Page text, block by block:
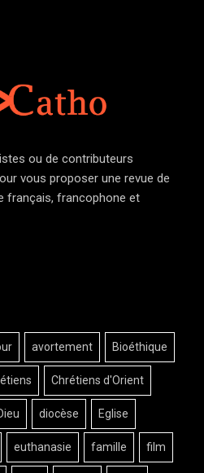
ou de contributeurs
vous proposer une revue de
français, francophone et
avortement Bioéthique
Chrétiens d'Orient
diocèse Eglise
euthanasie famille film